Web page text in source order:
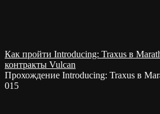
Как пройти Introducing: Traxus в
контракты Vulcan
Прохождение Introducing: Traxus в
015